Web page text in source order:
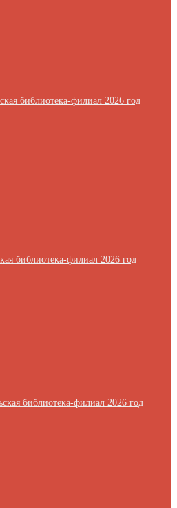
библиотека-филиал 2026 год
библиотека-филиал 2026 год
библиотека-филиал 2026 год